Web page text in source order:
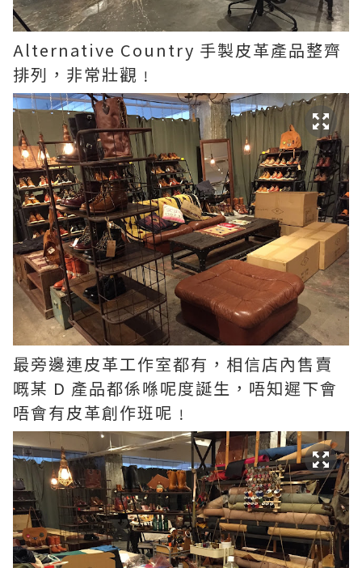
Alternative Country 手製皮革產品整齊
排列，非常壯觀﹗
最旁邊連皮革工作室都有，相信店內售賣
嘅某 D 產品都係喺呢度誕生，唔知遲下會
唔會有皮革創作班呢﹗